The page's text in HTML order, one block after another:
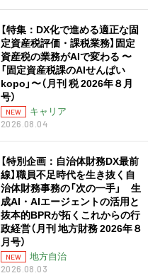
【特集：DX化で進める適正な固
定資産税評価・課税業務】固定
資産税の業務がAIで変わる 〜
「固定資産税課のAIせんぱい
kopo」〜（月刊 税 2026年８月
号）
NEW
キャリア
2026.08.04
【特別企画：自治体財務DX最前
線】職員不足時代を生き抜く自
治体財務事務の「次の一手」 生
成AI・AIエージェントの活用と
抜本的BPRが拓くこれからの行
政経営（月刊 地方財務 2026年８
月号）
NEW
地方自治
2026.08.03